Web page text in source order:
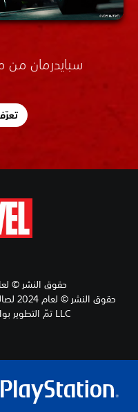
سبايدرمان من
حقوق النشر ‎© لعام 2024 لصالح MARVEL.
LLC تمّ التطوير بواInsomniac Games, Inc.